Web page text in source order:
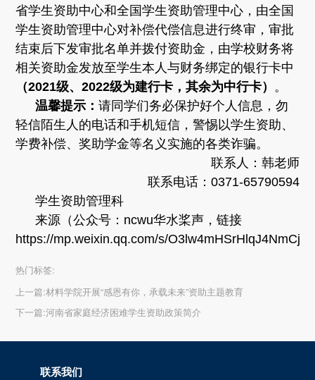
省学生资助中心和全国学生资助管理中心，由全国
学生资助管理中心对补偿代偿信息进行终审，审批
结束后下发审批名单并拨付资助金，由学校财务将
相关资助金发放至学生本人与财务绑定的银行卡中
（2021级、2022级为建行卡，其余为中行卡） 。
温馨提示：请同学们务必保护好个人信息，勿
轻信陌生人的电话和手机短信，警惕以学生资助、
学费补偿、奖助学金等名义实施的各类诈骗。
联系人：韩老师
联系电话：0371-65790594
学生资助管理科
来源（公众号：ncwu华水桨声，链接
https://mp.weixin.qq.com/s/
热门标签:
上一篇:材料学院开展“感恩有你，承载未来”资助主题教育
下一篇:河南省家庭经济困难学生资助政策简介
联系我们